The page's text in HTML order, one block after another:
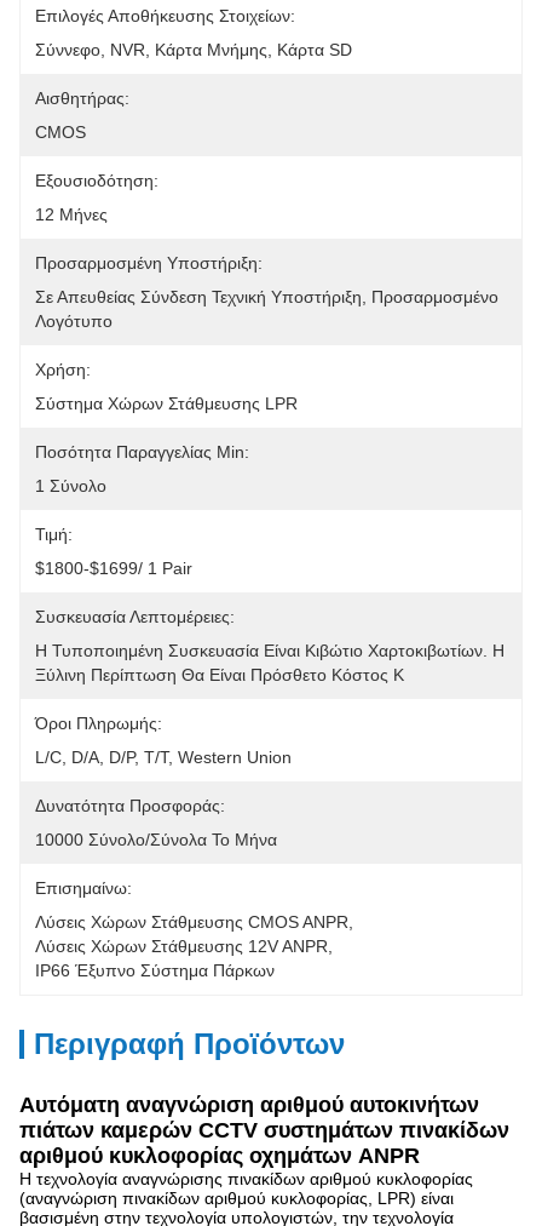
Επιλογές Αποθήκευσης Στοιχείων:
Σύννεφο, NVR, Κάρτα Μνήμης, Κάρτα SD
Αισθητήρας:
CMOS
Εξουσιοδότηση:
12 Μήνες
Προσαρμοσμένη Υποστήριξη:
Σε Απευθείας Σύνδεση Τεχνική Υποστήριξη, Προσαρμοσμένο
Λογότυπο
Χρήση:
Σύστημα Χώρων Στάθμευσης LPR
Ποσότητα Παραγγελίας Min:
1 Σύνολο
Τιμή:
$1800-$1699/ 1 Pair
Συσκευασία Λεπτομέρειες:
Η Τυποποιημένη Συσκευασία Είναι Κιβώτιο Χαρτοκιβωτίων. Η
Ξύλινη Περίπτωση Θα Είναι Πρόσθετο Κόστος Κ
Όροι Πληρωμής:
L/C, D/A, D/P, T/T, Western Union
Δυνατότητα Προσφοράς:
10000 Σύνολο/σύνολα Το Μήνα
Επισημαίνω:
Λύσεις Χώρων Στάθμευσης CMOS ANPR
Λύσεις Χώρων Στάθμευσης 12V ANPR
IP66 Έξυπνο Σύστημα Πάρκων
Περιγραφή Προϊόντων
Αυτόματη αναγνώριση αριθμού αυτοκινήτων
πιάτων καμερών CCTV συστημάτων πινακίδων
αριθμού κυκλοφορίας οχημάτων ANPR
Η τεχνολογία αναγνώρισης πινακίδων αριθμού κυκλοφορίας
(αναγνώριση πινακίδων αριθμού κυκλοφορίας, LPR) είναι
βασισμένη στην τεχνολογία υπολογιστών, την τεχνολογία